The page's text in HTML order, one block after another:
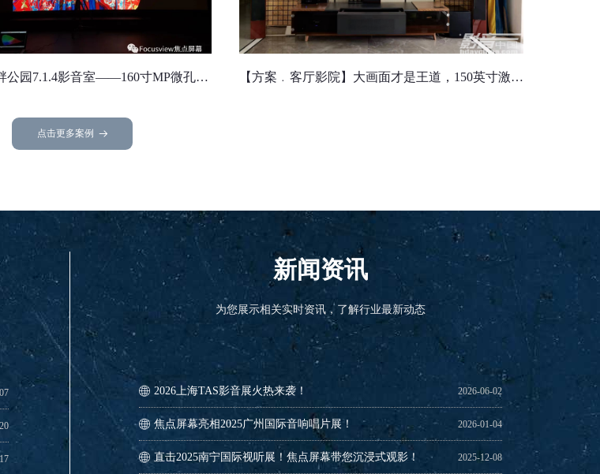
公园7.1.4影音室——160寸MP微孔透
声幕
【方案﹒客厅影院】大画面才是王道，150英寸激光
点击更多案例 뀠
新闻资讯
为您展示相关实时资讯，了解行业最新动态
2026-06-02
ꄓ 2026上海TAS影音展火热来袭！
2026-01-04
ꄓ 焦点屏幕亮相2025广州国际音响唱片展！
2025-12-08
ꄓ 直击2025南宁国际视听展！焦点屏幕带您沉浸式观影！
2025-08-27
焦点屏幕亮相2025上海SIAV展 2025-08-27
焦点闪耀2024广州国际音响展 2024-05-06
2024上海TAS展-焦点屏幕为您精彩呈现 2023-05-12
焦点屏幕亮相2023北京国际音响展 2023-05-08
焦点高增益铂晶系列 2023-05-06
焦点屏幕亮相2023广州国际音响唱片展 2022-10-11
深圳焦点公司广东河源生产基地正式建成投产 2022-07-20
焦点150寸菲涅尔软幕现已上市！ 2022-07-01
严正声明：关于市场上出现仿冒焦点品牌产品 2021-08-02
HDR影院利器——3.0高增益Crystal Diamond 晶钻系列 2021-08-02
焦点首发150寸菲涅尔屏幕亮相2021广州国际音响唱片展 2020-12-07
三星新品发布会在南京举行，焦点屏幕现场助阵！